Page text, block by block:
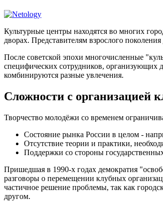
Культурные центры находятся во многих
дворах. Представителям взрослого поколения
После советской эпохи многочисленные
специфических сотрудников, организующих
комбинируются разные увлечения.
Сложности с организацией
Творчество молодёжи со временем
Состояние рынка России в целом -
Отсутствие теории и практики,
Поддержки со стороны
Пришедшая в 1990-х годах демократия
разговоры о перемещении клубных
частичное решение проблемы, так как
другом.